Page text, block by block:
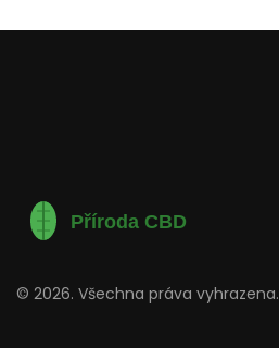
© 2026. Všechna práva vyhrazena.